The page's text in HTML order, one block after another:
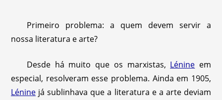
Primeiro problema: a quem devem servir a
nossa literatura e arte?
Desde há muito que os marxistas, Lénine em
especial, resolveram esse problema. Ainda em 1905,
Lénine já sublinhava que a literatura e a arte deviam